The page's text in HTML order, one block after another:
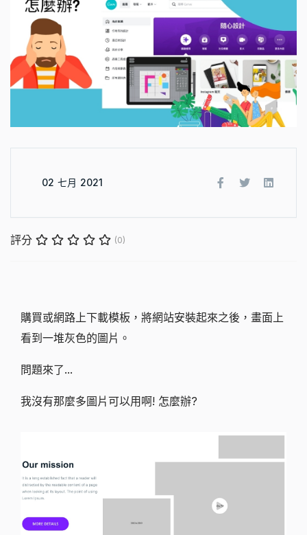
02 七月 2021
評分 (0)
購買或網路上下載模板，將網站安裝起來之後，畫面上
看到一堆灰色的圖片。
問題來了...
我沒有那麼多圖片可以用啊! 怎麼辦?